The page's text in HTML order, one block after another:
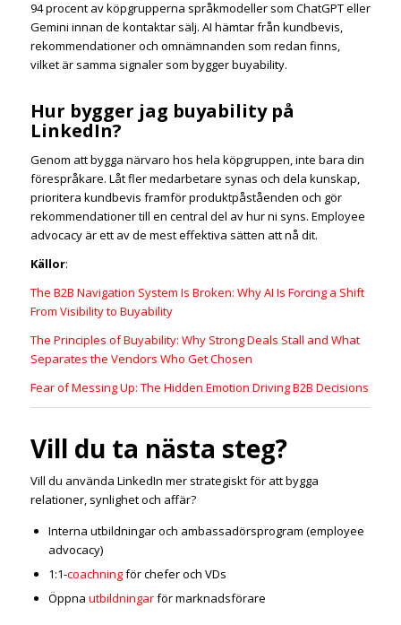
94 procent av köpgrupperna språkmodeller som ChatGPT eller
Gemini innan de kontaktar sälj. AI hämtar från kundbevis,
rekommendationer och omnämnanden som redan finns,
vilket är samma signaler som bygger buyability.
Hur bygger jag buyability på
LinkedIn?
Genom att bygga närvaro hos hela köpgruppen, inte bara din
förespråkare. Låt fler medarbetare synas och dela kunskap,
prioritera kundbevis framför produktpåståenden och gör
rekommendationer till en central del av hur ni syns. Employee
advocacy är ett av de mest effektiva sätten att nå dit.
Källor:
The B2B Navigation System Is Broken: Why AI Is Forcing a Shift
From Visibility to Buyability
The Principles of Buyability: Why Strong Deals Stall and What
Separates the Vendors Who Get Chosen
Fear of Messing Up: The Hidden Emotion Driving B2B Decisions
Vill du ta nästa steg?
Vill du använda LinkedIn mer strategiskt för att bygga
relationer, synlighet och affär?
Interna utbildningar och ambassadörsprogram (employee
advocacy)
1:1-coachningför chefer och VDs
Öppna utbildningarför marknadsförare